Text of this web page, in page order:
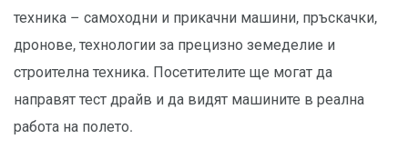
техника – самоходни и прикачни машини, пръскачки,
дронове, технологии за прецизно земеделие и
строителна техника. Посетителите ще могат да
направят тест драйв и да видят машините в реална
работа на полето.